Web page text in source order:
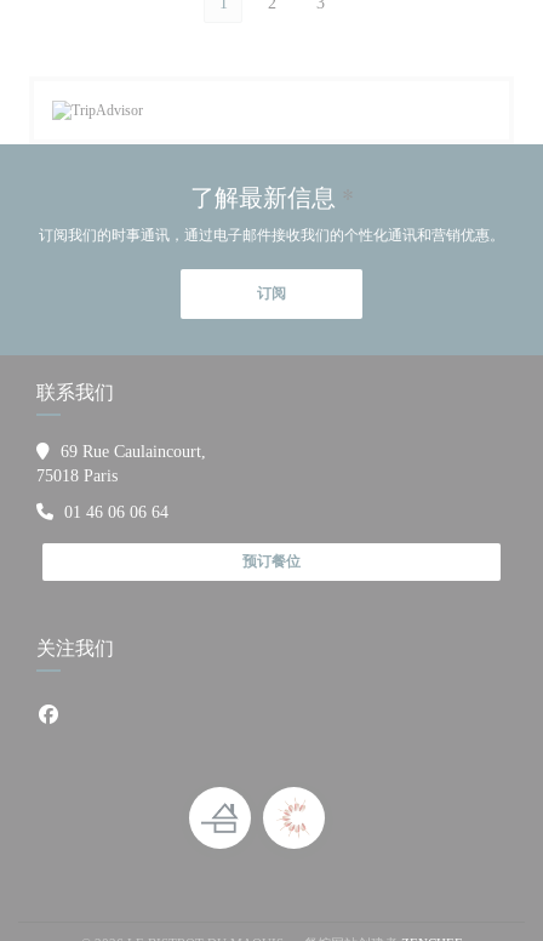
了解最新信息 *
订阅我们的时事通讯，通过电子邮件接收我们的个性化通讯和营销优惠。
订阅
联系我们
69 Rue Caulaincourt,
75018 Paris((在新窗口中打开))
01 46 06 06 64
预订餐位
关注我们
Facebook ((在新窗口中打开))